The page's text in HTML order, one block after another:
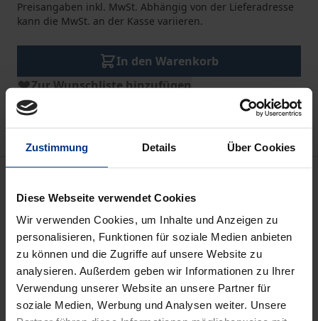
Zustimmung Details Über Cookies
Diese Webseite verwendet Cookies
Wir verwenden Cookies, um Inhalte und Anzeigen zu
personalisieren, Funktionen für soziale Medien anbieten
zu können und die Zugriffe auf unsere Website zu
analysieren. Außerdem geben wir Informationen zu Ihrer
Verwendung unserer Website an unsere Partner für
soziale Medien, Werbung und Analysen weiter. Unsere
Preisangaben inkl. MwSt. Abhängig von der Lieferadresse
kann die MwSt. an der Kasse variieren.
In den Warenkorb
Zur Wunschliste hinzufügen
Hinweise zu Versandkosten
Dieses Buch bildet den ersten Band einer
phänomenologischen und philosophischen Analyse
moderner Arbeit, ihrer Bedeutungs- und
Orientierungsgeschichte. Die Untersuchung beginnt
mit einer Strukturbeschreibung der industriellen
Arbeitswelt. Das Tableau ihrer Eigenart und